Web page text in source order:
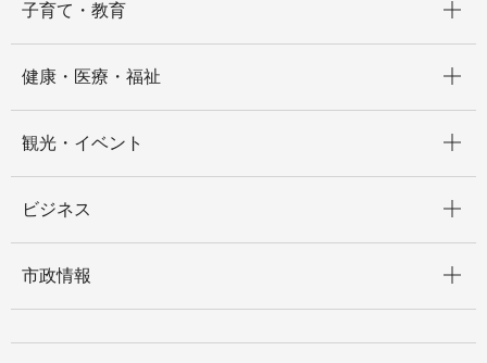
子育て・教育
健康・医療・福祉
観光・イベント
ビジネス
市政情報